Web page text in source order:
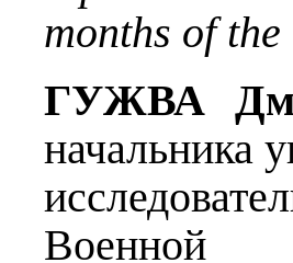
months of
ГУЖВА
начальника
Военной